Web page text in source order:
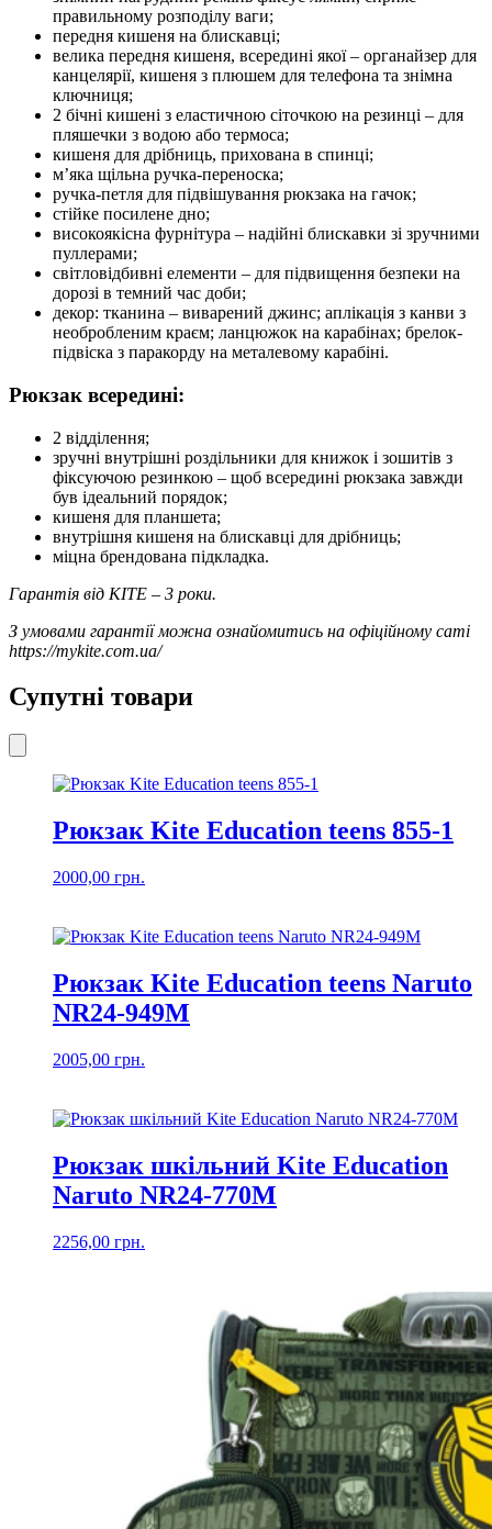
правильному розподілу ваги;
передня кишеня на блискавці;
велика передня кишеня, всередині якої – органайзер для
канцелярії, кишеня з плюшем для телефона та знімна
ключниця;
2 бічні кишені з еластичною сіточкою на резинці – для
пляшечки з водою або термоса;
кишеня для дрібниць, прихована в спинці;
м’яка щільна ручка-переноска;
ручка-петля для підвішування рюкзака на гачок;
стійке посилене дно;
високоякісна фурнітура – надійні блискавки зі зручними
пуллерами;
світловідбивні елементи – для підвищення безпеки на
дорозі в темний час доби;
декор: тканина – виварений джинс; аплікація з канви з
необробленим краєм; ланцюжок на карабінах; брелок-
підвіска з паракорду на металевому карабіні.
Рюкзак всередині:
2 відділення;
зручні внутрішні роздільники для книжок і зошитів з
фіксуючою резинкою – щоб всередині рюкзака завжди
був ідеальний порядок;
кишеня для планшета;
внутрішня кишеня на блискавці для дрібниць;
міцна брендована підкладка.
Гарантія від KITE – 3 роки.
З умовами гарантії можна ознайомитись на офіційному саті
https://mykite.com.ua/
Супутні товари
Рюкзак Kite Education teens 855-1
2000,00 грн.
Рюкзак Kite Education teens Naruto
NR24-949M
2005,00 грн.
Рюкзак шкільний Kite Education
Naruto NR24-770M
2256,00 грн.